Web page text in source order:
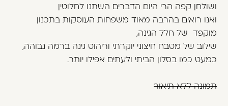
ושולחן קפה הרי היום הדברים השתנו לחלוטין
ואנו רואים בהרבה מאוד משפחות העוסקות בתכנון
מוקפד של חלל הגינה,
שילוב של מטבח חיצוני יוקרתי וריהוט גינה ברמה גבוהה,
כמעט כמו בסלון הביתי ולעתים אפילו יותר.
תמונה ללא תיאור